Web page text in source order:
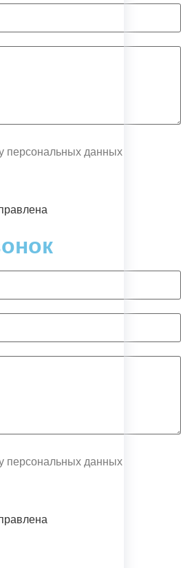
персональных данных
персональных данных